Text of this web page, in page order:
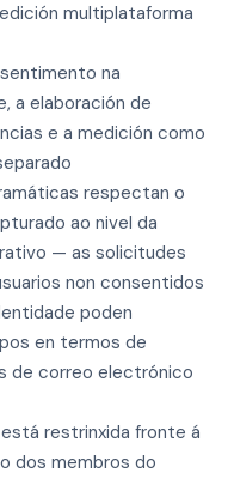
multiplataforma
na
a elaboración de
e a medición como
respectan o
ao nivel da
— as solicitudes
non consentidos
poden
en termos de
de correo electrónico
restrinxida fronte á
dos membros do